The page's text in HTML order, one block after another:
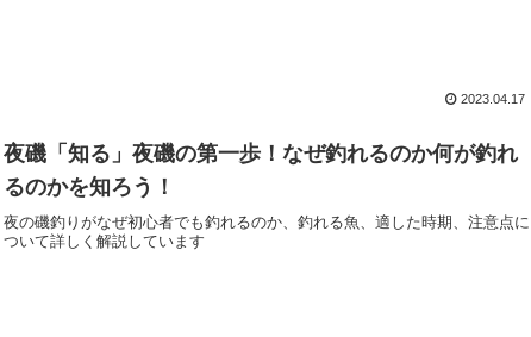
2023.04.17
夜磯「知る」夜磯の第一歩！なぜ釣れるのか何が釣れ
るのかを知ろう！
夜の磯釣りがなぜ初心者でも釣れるのか、釣れる魚、適した時期、注意点に
ついて詳しく解説しています